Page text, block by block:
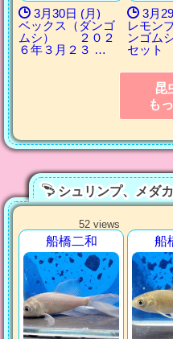
3月30日 (月)
ベックス（ダンゴ
ムシ） ２０２
６年３月２３ …
3月
レモン
ンゴム
セット
昆
も
シュリンプ、メダ
52 views
船橋二和 船